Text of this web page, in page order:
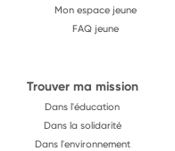
Mon espace jeune
FAQ jeune
Trouver ma mission
Dans l'éducation
Dans la solidarité
Dans l'environnement